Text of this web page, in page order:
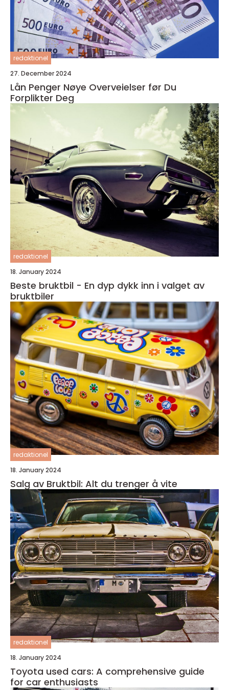
redaktionel
27. December 2024
Lån Penger Nøye Overveielser før Du
Forplikter Deg
redaktionel
18. January 2024
Beste bruktbil - En dyp dykk inn i valget av
bruktbiler
redaktionel
18. January 2024
Salg av Bruktbil: Alt du trenger å vite
redaktionel
18. January 2024
Toyota used cars: A comprehensive guide
for car enthusiasts